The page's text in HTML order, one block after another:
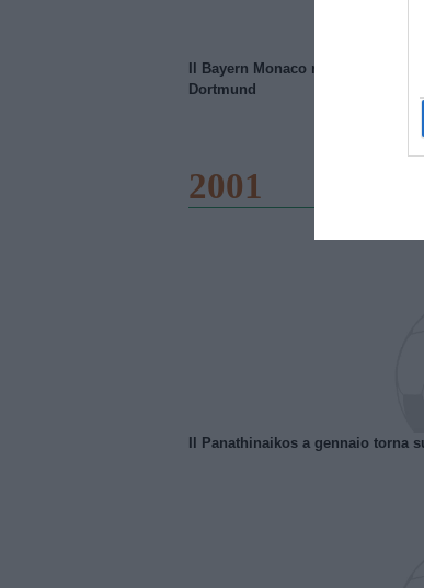
Il Bayern Monaco ridimensiona il
Dortmund
2001
Il Panathinaikos a gennaio torna